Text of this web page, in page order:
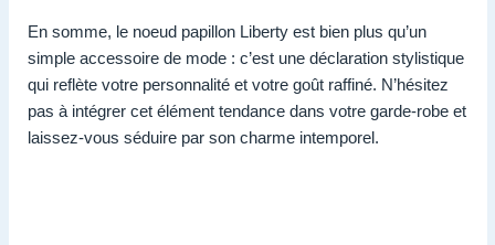
En somme, le noeud papillon Liberty est bien plus qu’un
simple accessoire de mode : c’est une déclaration stylistique
qui reflète votre personnalité et votre goût raffiné. N’hésitez
pas à intégrer cet élément tendance dans votre garde-robe et
laissez-vous séduire par son charme intemporel.